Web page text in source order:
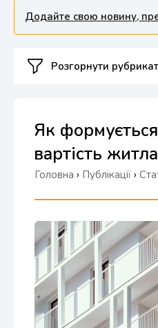
Додайте свою новину,
Розгорнути
Як
вартість житла
Головна › Публікації ›